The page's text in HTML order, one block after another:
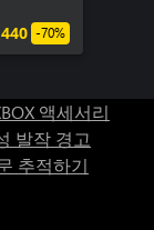
-70%
액세서리
발작 경고
추적하기